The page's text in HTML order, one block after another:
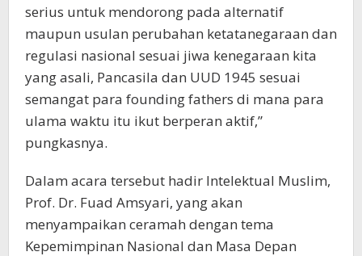
serius untuk mendorong pada alternatif
maupun usulan perubahan ketatanegaraan dan
regulasi nasional sesuai jiwa kenegaraan kita
yang asali, Pancasila dan UUD 1945 sesuai
semangat para founding fathers di mana para
ulama waktu itu ikut berperan aktif,”
pungkasnya.
Dalam acara tersebut hadir Intelektual Muslim,
Prof. Dr. Fuad Amsyari, yang akan
menyampaikan ceramah dengan tema
Kepemimpinan Nasional dan Masa Depan